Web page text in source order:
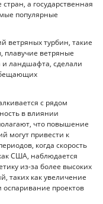
а государственная
популярные
ветряных турбин, такие
плавучие ветряные
и ландшафта, сделали
с рядом
в влиянии
что повышение
могут привести к
когда скорость
США, наблюдается
из-за более высоких
таких как увеличение
проектов